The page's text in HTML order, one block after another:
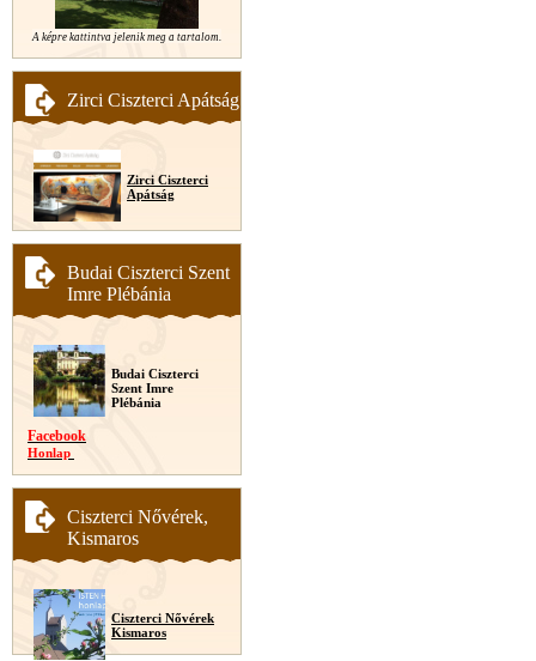
A képre kattintva jelenik meg a tartalom.
Zirci Ciszterci Apátság
Zirci Ciszterci
Apátság
Budai Ciszterci Szent
Imre Plébánia
Budai Ciszterci
Szent Imre
Plébánia
Facebook
Honlap
Ciszterci Nővérek,
Kismaros
Ciszterci Nővérek
Kismaros